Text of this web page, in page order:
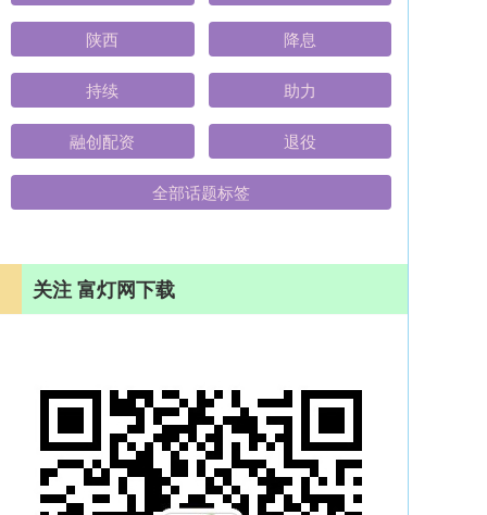
陕西 降息
持续 助力
融创配资 退役
全部话题标签
关注 富灯网下载